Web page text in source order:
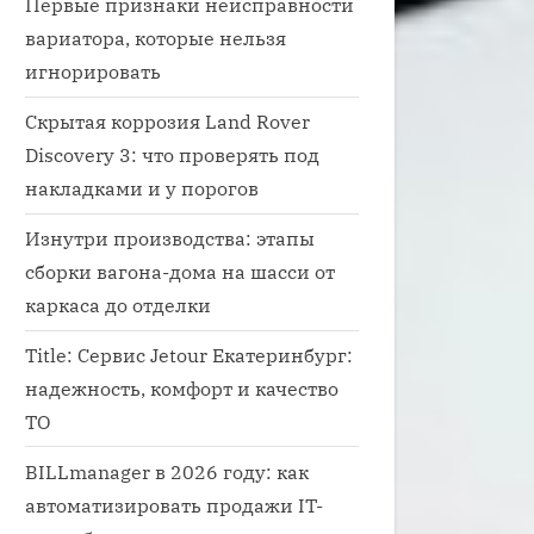
вариатора, которые нельзя
игнорировать
Скрытая коррозия Land Rover
Discovery 3: что проверять под
накладками и у порогов
Изнутри производства: этапы
сборки вагона-дома на шасси от
каркаса до отделки
Title: Сервис Jetour Екатеринбург:
надежность, комфорт и качество
ТО
BILLmanager в 2026 году: как
автоматизировать продажи IT-